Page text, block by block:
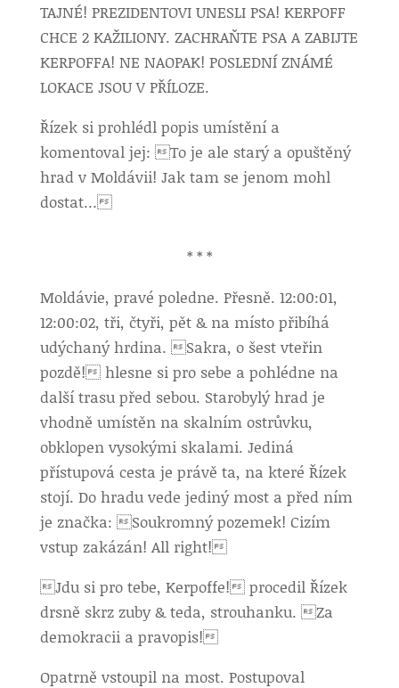
TAJNÉ! PREZIDENTOVI UNESLI PSA! KERPOFF
CHCE 2 KAŽILIONY. ZACHRAŇTE PSA A ZABIJTE
KERPOFFA! NE NAOPAK! POSLEDNÍ ZNÁMÉ
LOKACE JSOU V PŘÍLOZE.
Řízek si prohlédl popis umístění a
komentoval jej: To je ale starý a opuštěný
hrad v Moldávii! Jak tam se jenom mohl
dostat…
* * *
Moldávie, pravé poledne. Přesně. 12:00:01,
12:00:02, tři, čtyři, pět & na místo přibíhá
udýchaný hrdina. Sakra, o šest vteřin
pozdě! hlesne si pro sebe a pohlédne na
další trasu před sebou. Starobylý hrad je
vhodně umístěn na skalním ostrůvku,
obklopen vysokými skalami. Jediná
přístupová cesta je právě ta, na které Řízek
stojí. Do hradu vede jediný most a před ním
je značka: Soukromný pozemek! Cizím
vstup zakázán! All right!
Jdu si pro tebe, Kerpoffe! procedil Řízek
drsně skrz zuby & teda, strouhanku. Za
demokracii a pravopis!
Opatrně vstoupil na most. Postupoval